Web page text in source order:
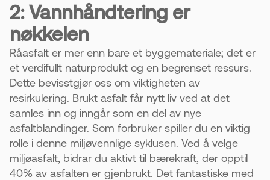
2: Vannhåndtering er
nøkkelen
Råasfalt er mer enn bare et byggemateriale; det er
et verdifullt naturprodukt og en begrenset ressurs.
Dette bevisstgjør oss om viktigheten av
resirkulering. Brukt asfalt får nytt liv ved at det
samles inn og inngår som en del av nye
asfaltblandinger. Som forbruker spiller du en viktig
rolle i denne miljøvennlige syklusen. Ved å velge
miljøasfalt, bidrar du aktivt til bærekraft, der opptil
40% av asfalten er gjenbrukt. Det fantastiske med